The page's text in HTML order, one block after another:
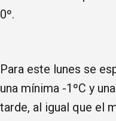
0º.
Para este lunes se
una mínima -1ºC y
tarde, al igual que el